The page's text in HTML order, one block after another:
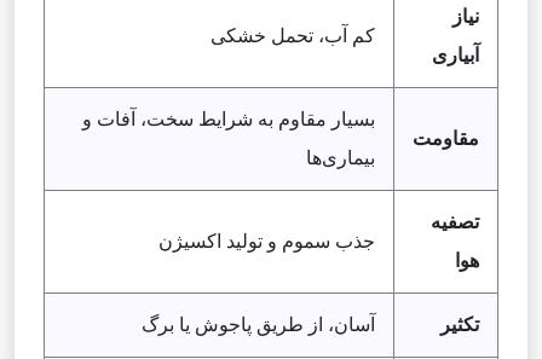
نیاز
آبیاری
کم آب، تحمل خشکی
مقاومت
بسیار مقاوم به شرایط سخت، آفات و
بیماری‌ها
تصفیه
هوا
جذب سموم و تولید اکسیژن
تکثیر آسان، از طریق پاجوش یا برگ